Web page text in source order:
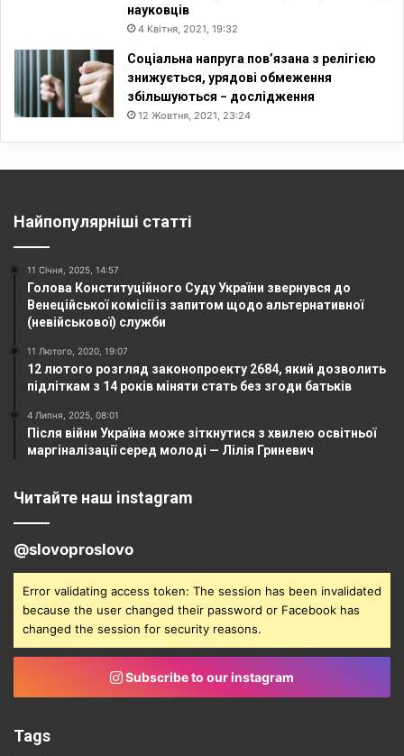
науковців
4 Квітня, 2021, 19:32
Соціальна напруга пов’язана з релігією
знижується, урядові обмеження
збільшуються − дослідження
12 Жовтня, 2021, 23:24
Найпопулярніші статті
11 Січня, 2025, 14:57
Голова Конституційного Суду України звернувся до
Венеційської комісії із запитом щодо альтернативної
(невійськової) служби
11 Лютого, 2020, 19:07
12 лютого розгляд законопроекту 2684, який дозволить
підліткам з 14 років міняти стать без згоди батьків
4 Липня, 2025, 08:01
Після війни Україна може зіткнутися з хвилею освітньої
маргіналізації серед молоді — Лілія Гриневич
Читайте наш instagram
@slovoproslovo
Error validating access token: The session has been invalidated
because the user changed their password or Facebook has
changed the session for security reasons.
Subscribe to our instagram
Tags